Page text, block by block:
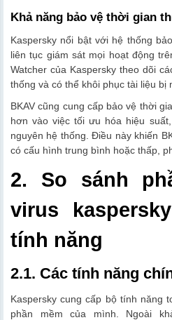
Khả năng bảo vệ thời gian
Kaspersky nổi bật với hệ thống
liên tục giám sát mọi hoạt động
Watcher của Kaspersky theo dõi
thống và có thể khôi phục tài liệu bị
BKAV cũng cung cấp bảo vệ thời
hơn vào việc tối ưu hóa hiệu
nguyên hệ thống. Điều này khiến
có cấu hình trung bình hoặc thấp,
2. So sánh
virus
tính năng
2.1. Các tính năng
Kaspersky cung cấp bộ tính năng
phần mềm của mình. Ngoài